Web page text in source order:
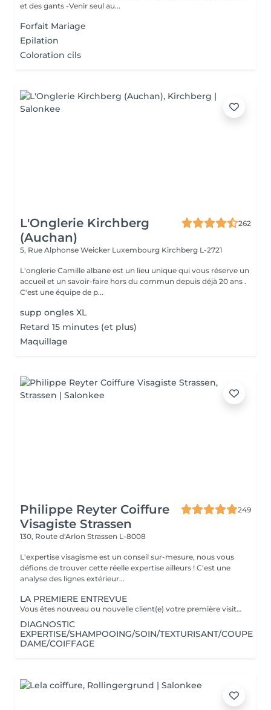
et des gants -Venir seul au...
Forfait Mariage
Epilation
Coloration cils
L'Onglerie Kirchberg
(Auchan)
262
5, Rue Alphonse Weicker Luxembourg Kirchberg L-2721
L'onglerie Camille albane est un lieu unique qui vous réserve un
accueil et un savoir-faire hors du commun depuis déjà 20 ans .
C'est une équipe de p...
supp ongles XL
Retard 15 minutes (et plus)
Maquillage
Philippe Reyter Coiffure
Visagiste Strassen
249
130, Route d'Arlon Strassen L-8008
L'expertise visagisme est un conseil sur-mesure, nous vous
défions de trouver cette réelle expertise ailleurs ! C'est une
analyse des lignes extérieur...
LA PREMIERE ENTREVUE
Vous êtes nouveau ou nouvelle client(e) votre première visite est une Entrevue. (Temps 30 minutes) Cette entrevue ne comprend aucun service de réalisation, il y aura des tests de styles, de communications et du conseils. Nous apprenons à vous connaitre et nous vous conseillons sur tous vos souhaits, afin de préparer notre premier rendez-vous. Cette Entrevue, nous permettra d'avoir une approche afin de comprendre en détail vos désirs et vos envies pour votre futur coupe ou couleur. Nous élaborons ensemble nos différentes méthodes de travail autour d'un thé ou un café pour vous proposer les services adaptés en vous indiquant un devis complet afin de fixer le prochain rendez-vous pour la réalisation.
DIAGNOSTIC
EXPERTISE/SHAMPOOING/SOIN/TEXTURISANT/COUPE
DAME/COIFFAGE